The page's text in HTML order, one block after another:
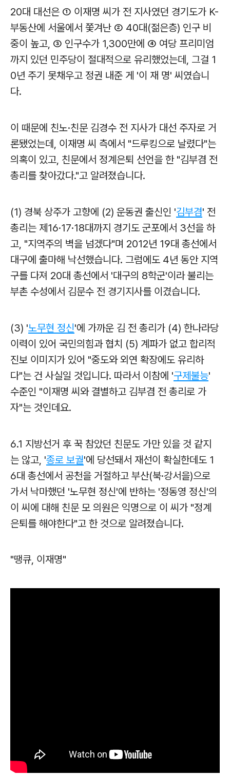
20대 대선은 ① 이재명 씨가 전 지사였던 경기도가 K-
부동산에 서울에서 쫓겨난 ② 40대(젊은층) 인구 비
중이 높고, ③ 인구수가 1,300만에 ④ 여당 프리미엄
까지 있던 민주당이 절대적으로 유리했었는데, 그걸 1
0년 주기 못채우고 정권 내준 게 '이 재 명' 씨였습니
다.
이 때문에 친노·친문 김경수 전 지사가 대선 주자로 거
론됐었는데, 이재명 씨 측에서 "드루킹으로 날렸다"는
의혹이 있고, 친문에서 정계은퇴 선언을 한 "김부겸 전
총리를 찾아갔다."고 알려졌습니다.
(1) 경북 상주가 고향에 (2) 운동권 출신인 '김부겸' 전
총리는 제16·17·18대까지 경기도 군포에서 3선을 하
고, "지역주의 벽을 넘겠다"며 2012년 19대 총선에서
대구에 출마해 낙선했습니다. 그럼에도 4년 동안 지역
구를 다져 20대 총선에서 '대구의 8학군'이라 불리는
부촌 수성에서 김문수 전 경기지사를 이겼습니다.
(3) '노무현 정신'에 가까운 김 전 총리가 (4) 한나라당
이력이 있어 국민의힘과 협치 (5) 계파가 없고 합리적
진보 이미지가 있어 "중도와 외연 확장에도 유리하
다"는 건 사실일 것입니다. 따라서 이참에 '구제불능'
수준인 "이재명 씨와 결별하고 김부겸 전 총리로 가
자"는 것인데요.
6.1 지방선거 후 꾹 참았던 친문도 가만 있을 것 같지
는 않고, '종로 보궐'에 당선돼서 재선이 확실한데도 1
6대 총선에서 공천을 거절하고 부산(북·강서을)으로
가서 낙마했던 '노무현 정신'에 반하는 '정동영 정신'의
이 씨에 대해 친문 모 의원은 익명으로 이 씨가 "정계
은퇴를 해야한다"고 한 것으로 알려졌습니다.
"땡큐, 이재명"